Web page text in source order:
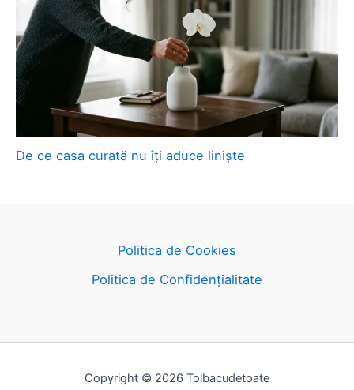
De ce casa curată nu îți aduce liniște
Politica de Cookies
Politica de Confidențialitate
Copyright © 2026 Tolbacudetoate